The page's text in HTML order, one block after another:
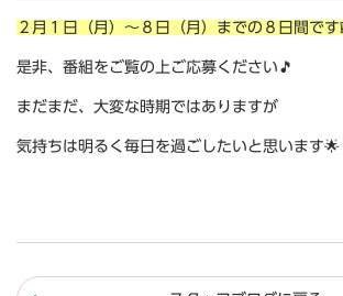
２月１日（月）～８日（月）までの８日間です
是非、番組をご覧の上ご応募ください🎵
まだまだ、大変な時期ではありますが
気持ちは明るく毎日を過ごしたいと思います🌟